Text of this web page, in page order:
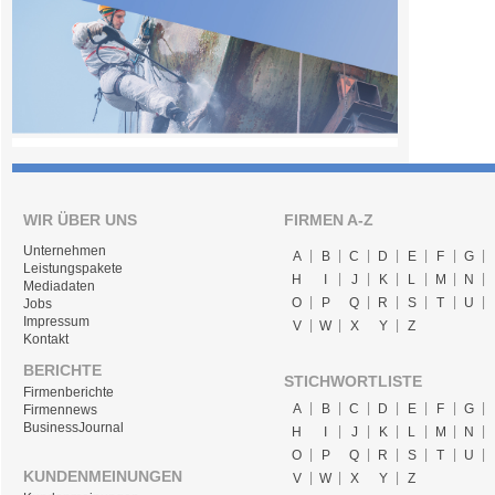
WIR ÜBER UNS
Unternehmen
Leistungspakete
Mediadaten
Jobs
Impressum
Kontakt
BERICHTE
Firmenberichte
Firmennews
BusinessJournal
KUNDENMEINUNGEN
FIRMEN A-Z
A B C D E F
G
H
I J K L M
N
O
P Q R S T
U
V
W X Y Z
STICHWORTLISTE
A B C D E F
G
H
J K L M
N
O
P Q R S T
U
V
W X Y Z